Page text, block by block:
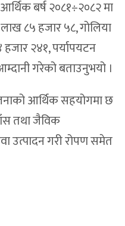
बर्ष २०८१÷२०८२ मा
८५ हजार ५८, गोलिया
२४१, पर्यापयटन
गरेको बताउनुभयो ।
आर्थिक सहयोगमा छ
तथा जैविक
उत्पादन गरी रोपण समेत